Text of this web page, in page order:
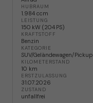
HUBRAUM
1.984 ccm
LEISTUNG
150 kW (204 PS)
KRAFTSTOFF
Benzin
KATEGORIE
SUV/Geländewagen/Pickup
KILOMETERSTAND
10 km
ERSTZULASSUNG
31.07.2026
ZUSTAND
unfallfrei